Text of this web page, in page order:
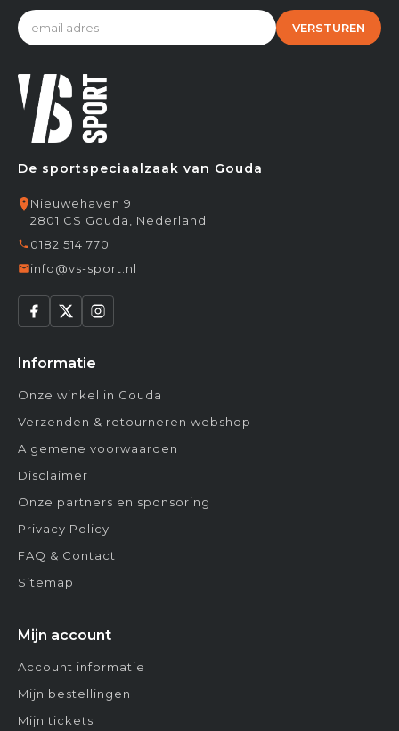
De sportspeciaalzaak van Gouda
Nieuwehaven 9
2801 CS Gouda, Nederland
0182 514 770
info@vs-sport.nl
Informatie
Onze winkel in Gouda
Verzenden & retourneren webshop
Algemene voorwaarden
Disclaimer
Onze partners en sponsoring
Privacy Policy
FAQ & Contact
Sitemap
Mijn account
Account informatie
Mijn bestellingen
Mijn tickets
VERSTUREN